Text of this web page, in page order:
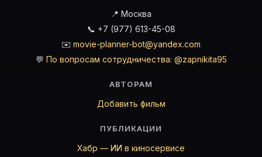
📍 Москва
📞 +7 (977) 613-45-08
✉️ movie-planner-bot@yandex.com
💬 По вопросам сотрудничества: @zapnikita95
АВТОРАМ
Добавить фильм
ПУБЛИКАЦИИ
Хабр — ИИ в киносервисе